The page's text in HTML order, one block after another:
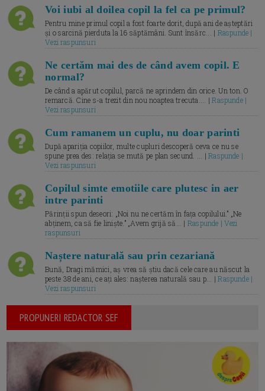
Voi iubi al doilea copil la fel ca pe primul?
Pentru mine primul copil a fost foarte dorit, după ani de așteptări
și o sarcină pierduta la 16 săptămâni. Sunt însărc... | Raspunde |
Vezi raspunsuri
Ne certăm mai des de când avem copil. E
normal?
De când a apărut copilul, parcă ne aprindem din orice. Un ton. O
remarcă. Cine s-a trezit din nou noaptea trecuta.... |Raspunde |
Vezi raspunsuri
Cum ramanem un cuplu, nu doar parinti
După apariția copiilor, multe cupluri descoperă ceva ce nu se
spune prea des: relația se mută pe plan secund. ... |Raspunde |
Vezi raspunsuri
Copilul simte emotiile care plutesc in aer
intre parinti
Părinții spun deseori: „Noi nu ne certăm în fața copilului.” „Ne
abținem, ca să fie liniște.” „Avem grijă să... | Raspunde | Vezi
raspunsuri
Naștere naturală sau prin cezariană
Bună, Dragi mămici, aș vrea să știu dacă cele care au născut la
peste 38 de ani, ce ați ales: nașterea naturală sau p... |Raspunde |
Vezi raspunsuri
PROPUNERI REDACTOR SEF